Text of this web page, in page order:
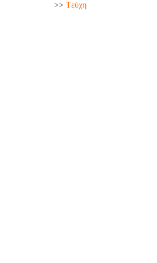
>> Tεύχη